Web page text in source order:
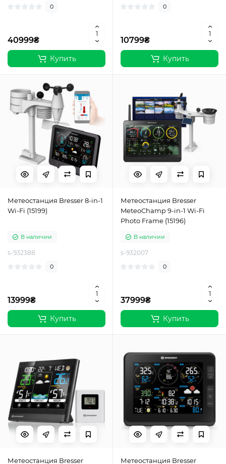
0
40999₴
Купить
0
10799₴
Купить
Метеостанция Bresser 8-in-1
Wi-Fi (15199)
В наличии
s-932388
0
13999₴
Купить
Метеостанция Bresser
MeteoChamp 9-in-1 Wi-Fi
Photo Frame (15196)
В наличии
s-932007
0
37999₴
Купить
Метеостанция Bresser Метеостанция Bresser